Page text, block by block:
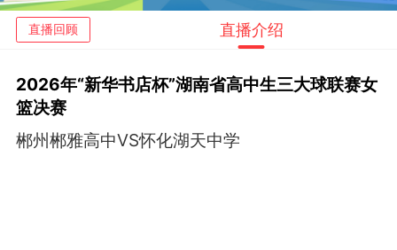
频
直播回顾 直播介绍
2026年“新华书店杯”湖南省高中生三大球联赛女
篮决赛
郴州郴雅高中VS怀化湖天中学